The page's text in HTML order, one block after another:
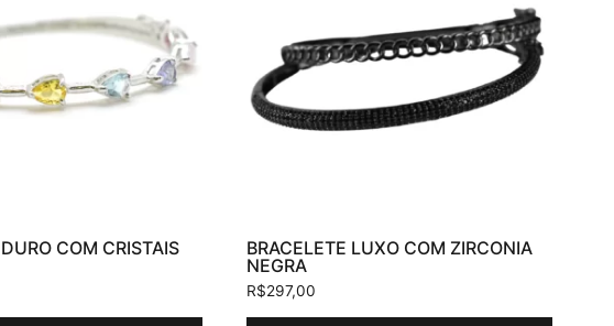
COM CRISTAIS
BRACELETE LUXO COM ZIRCONIA
NEGRA
R$297,00